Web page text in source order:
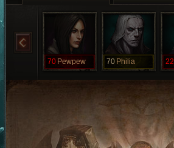
70 Pewpew 70 Philia 22